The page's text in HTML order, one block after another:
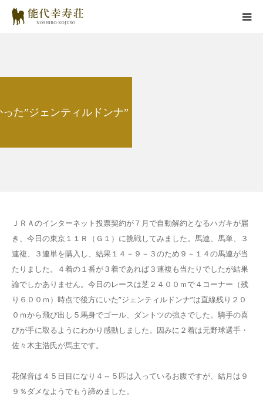
った”ジェンティルドンナ”
ＪＲＡのインターネット投票契約が７月で自動解約となるハガキが届
き、今日の東京１１Ｒ（Ｇ１）に挑戦してみました。馬連、馬単、３
連複、３連単を購入し、結果１４－９－３のため９－１４の馬連が当
たりました。４着の１番が３着であれば３連複も当たりでしたが結果
論でしかありません。今日のレースは芝２４００ｍで４コーナー（残
り６００ｍ）時点で後方にいた”ジェンティルドンナ”は直線残り２０
０ｍから飛び出し５馬身でゴール、ダントツの強さでした。騎手の喜
びが手に取るようにわかり感動しました。因みに２着は元野球選手・
佐々木主浩氏が馬主です。
花保音は４５日目になり４～５匹は入っているお腹ですが、結月は９
９％ダメなようでもう諦めました。
在舎犬情報
里親情報
お役立ちコラム
お問い合わせ